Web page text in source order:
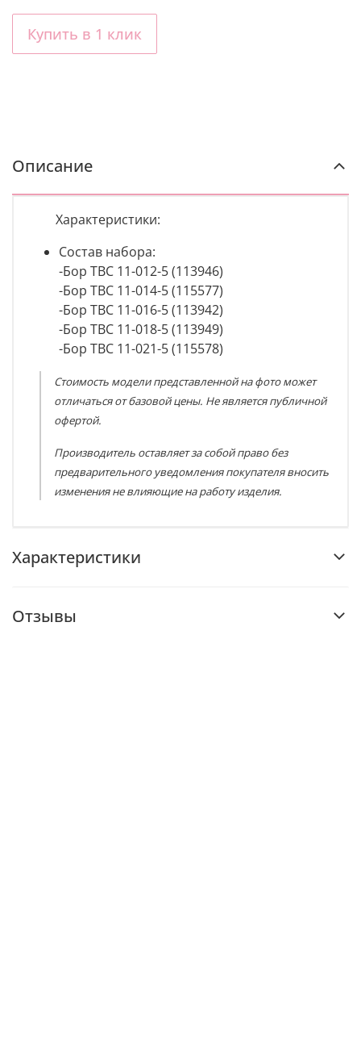
Купить в 1 клик
Описание
Характеристики:
Состав набора:
-Бор ТВС 11-012-5 (113946)
-Бор ТВС 11-014-5 (115577)
-Бор ТВС 11-016-5 (113942)
-Бор ТВС 11-018-5 (113949)
-Бор ТВС 11-021-5 (115578)
Стоимость модели представленной на фото может
отличаться от базовой цены. Не является публичной
офертой.
Производитель оставляет за собой право без
предварительного уведомления покупателя вносить
изменения не влияющие на работу изделия.
Характеристики
Отзывы